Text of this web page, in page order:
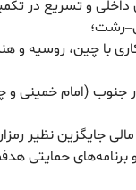
داخلی و تسریع در
با چین، روسیه و
جنوب (امام خمینی و
مالی جایگزین نظیر
برنامه‌های حمایتی